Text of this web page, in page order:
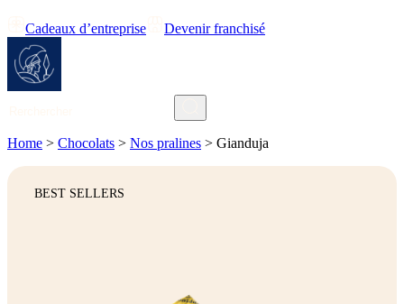
Cadeaux d’entreprise Devenir franchisé
Home > Chocolats > Nos pralines > Gianduja
BEST SELLERS